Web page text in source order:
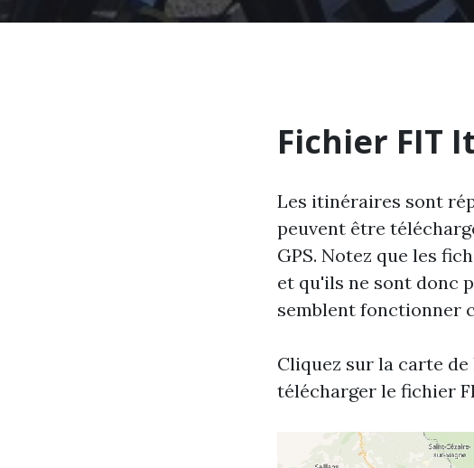
Fichier FIT
Les itinéraires sont
peuvent être
GPS. Notez que les
et qu'ils ne sont donc
semblent fonctionner
Cliquez sur la carte
télécharger le fichier